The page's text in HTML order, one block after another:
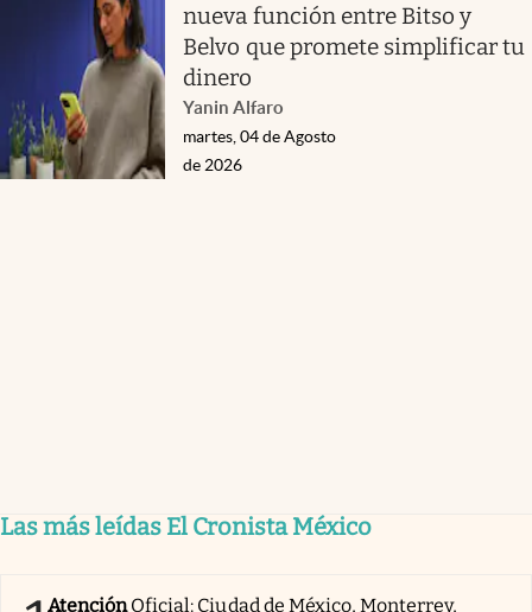
nueva función entre Bitso y
Belvo que promete simplificar tu
dinero
Yanin Alfaro
martes, 04 de Agosto
de 2026
Las más leídas El Cronista México
AtenciónOficial: Ciudad de México, Monterrey,